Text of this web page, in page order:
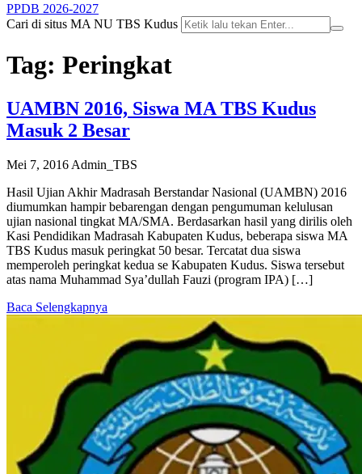
PPDB 2026-2027
Cari di situs MA NU TBS Kudus
Tag: Peringkat
UAMBN 2016, Siswa MA TBS Kudus
Masuk 2 Besar
Mei 7, 2016 Admin_TBS
Hasil Ujian Akhir Madrasah Berstandar Nasional (UAMBN) 2016
diumumkan hampir bebarengan dengan pengumuman kelulusan
ujian nasional tingkat MA/SMA. Berdasarkan hasil yang dirilis oleh
Kasi Pendidikan Madrasah Kabupaten Kudus, beberapa siswa MA
TBS Kudus masuk peringkat 50 besar. Tercatat dua siswa
memperoleh peringkat kedua se Kabupaten Kudus. Siswa tersebut
atas nama Muhammad Sya’dullah Fauzi (program IPA) […]
Baca Selengkapnya